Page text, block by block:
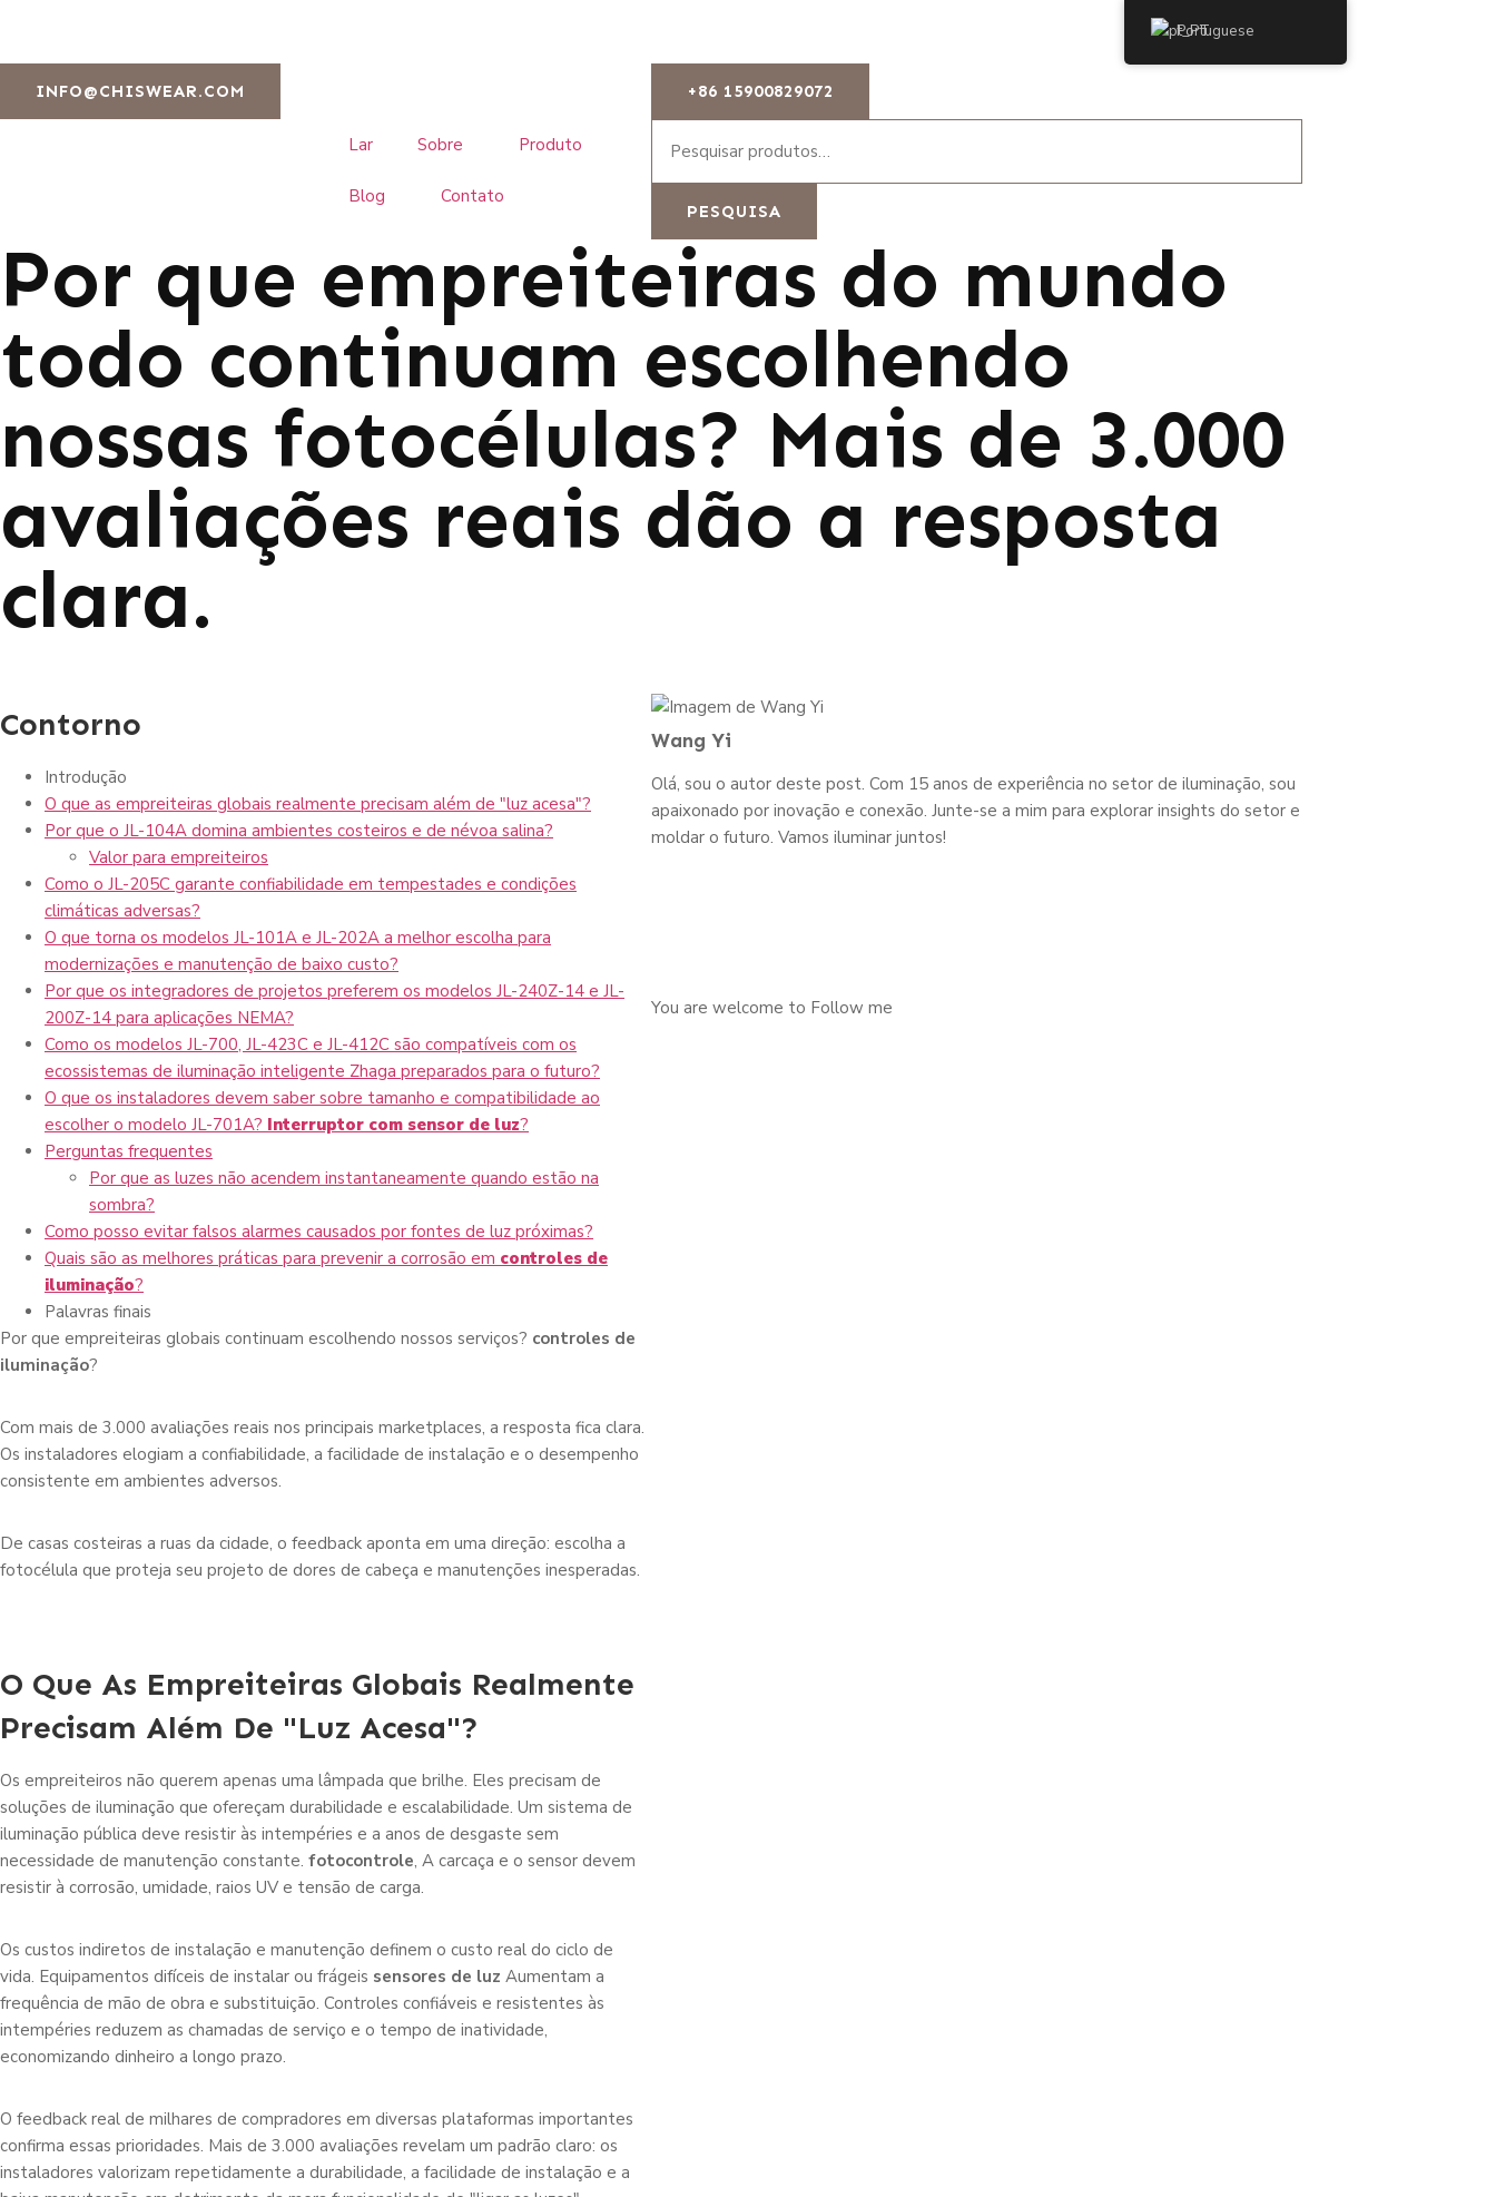
INFO@CHISWEAR.COM +86 15900829072
Lar Sobre Produto
Blog Contato
PESQUISA
Por que empreiteiras do mundo
todo continuam escolhendo
nossas fotocélulas? Mais de 3.000
avaliações reais dão a resposta
clara.
Contorno
Introdução
O que as empreiteiras globais realmente precisam além de "luz acesa"?
Por que o JL-104A domina ambientes costeiros e de névoa salina?
Valor para empreiteiros
Como o JL-205C garante confiabilidade em tempestades e condições
climáticas adversas?
O que torna os modelos JL-101A e JL-202A a melhor escolha para
modernizações e manutenção de baixo custo?
Por que os integradores de projetos preferem os modelos JL-240Z-14 e JL-
200Z-14 para aplicações NEMA?
Como os modelos JL-700, JL-423C e JL-412C são compatíveis com os
ecossistemas de iluminação inteligente Zhaga preparados para o futuro?
O que os instaladores devem saber sobre tamanho e compatibilidade ao
escolher o modelo JL-701A? Interruptor com sensor de luz?
Perguntas frequentes
Por que as luzes não acendem instantaneamente quando estão na
sombra?
Como posso evitar falsos alarmes causados por fontes de luz próximas?
Quais são as melhores práticas para prevenir a corrosão em controles de
iluminação?
Palavras finais
Por que empreiteiras globais continuam escolhendo nossos serviços? controles de
iluminação?
Com mais de 3.000 avaliações reais nos principais marketplaces, a resposta fica clara.
Os instaladores elogiam a confiabilidade, a facilidade de instalação e o desempenho
consistente em ambientes adversos.
De casas costeiras a ruas da cidade, o feedback aponta em uma direção: escolha a
fotocélula que proteja seu projeto de dores de cabeça e manutenções inesperadas.
O Que As Empreiteiras Globais Realmente
Precisam Além De "luz Acesa"?
Os empreiteiros não querem apenas uma lâmpada que brilhe. Eles precisam de
soluções de iluminação que ofereçam durabilidade e escalabilidade. Um sistema de
iluminação pública deve resistir às intempéries e a anos de desgaste sem
necessidade de manutenção constante. fotocontrole, A carcaça e o sensor devem
resistir à corrosão, umidade, raios UV e tensão de carga.
Os custos indiretos de instalação e manutenção definem o custo real do ciclo de
vida. Equipamentos difíceis de instalar ou frágeis sensores de luz Aumentam a
frequência de mão de obra e substituição. Controles confiáveis e resistentes às
intempéries reduzem as chamadas de serviço e o tempo de inatividade,
economizando dinheiro a longo prazo.
O feedback real de milhares de compradores em diversas plataformas importantes
confirma essas prioridades. Mais de 3.000 avaliações revelam um padrão claro: os
instaladores valorizam repetidamente a durabilidade, a facilidade de instalação e a
Wang Yi
Olá, sou o autor deste post. Com 15 anos de experiência no setor de iluminação, sou
apaixonado por inovação e conexão. Junte-se a mim para explorar insights do setor e
moldar o futuro. Vamos iluminar juntos!
You are welcome to Follow me
Portuguese